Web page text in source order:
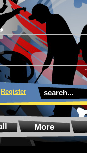
Register
More